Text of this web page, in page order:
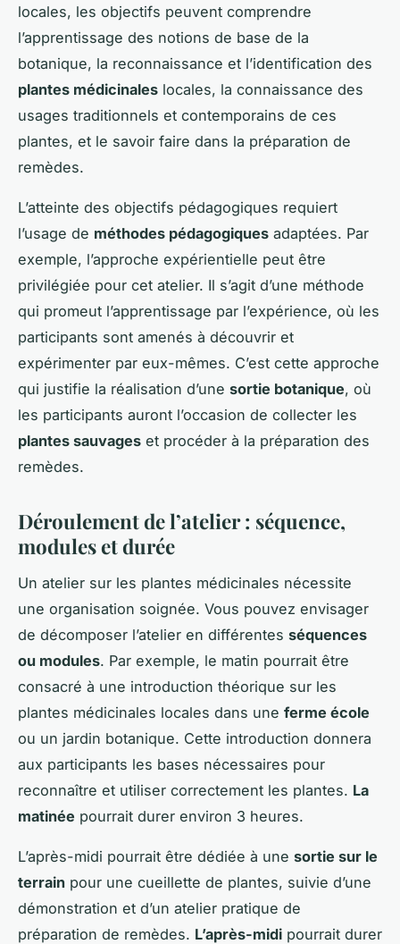
locales, les objectifs peuvent comprendre
l’apprentissage des notions de base de la
botanique, la reconnaissance et l’identification des
plantes médicinales locales, la connaissance des
usages traditionnels et contemporains de ces
plantes, et le savoir faire dans la préparation de
remèdes.
L’atteinte des objectifs pédagogiques requiert
l’usage de méthodes pédagogiques adaptées. Par
exemple, l’approche expérientielle peut être
privilégiée pour cet atelier. Il s’agit d’une méthode
qui promeut l’apprentissage par l’expérience, où les
participants sont amenés à découvrir et
expérimenter par eux-mêmes. C’est cette approche
qui justifie la réalisation d’une sortie botanique, où
les participants auront l’occasion de collecter les
plantes sauvages et procéder à la préparation des
remèdes.
Déroulement de l’atelier : séquence,
modules et durée
Un atelier sur les plantes médicinales nécessite
une organisation soignée. Vous pouvez envisager
de décomposer l’atelier en différentes séquences
ou modules. Par exemple, le matin pourrait être
consacré à une introduction théorique sur les
plantes médicinales locales dans une ferme école
ou un jardin botanique. Cette introduction donnera
aux participants les bases nécessaires pour
reconnaître et utiliser correctement les plantes. La
matinée pourrait durer environ 3 heures.
L’après-midi pourrait être dédiée à une sortie sur le
terrain pour une cueillette de plantes, suivie d’une
démonstration et d’un atelier pratique de
préparation de remèdes. L’après-midi pourrait durer